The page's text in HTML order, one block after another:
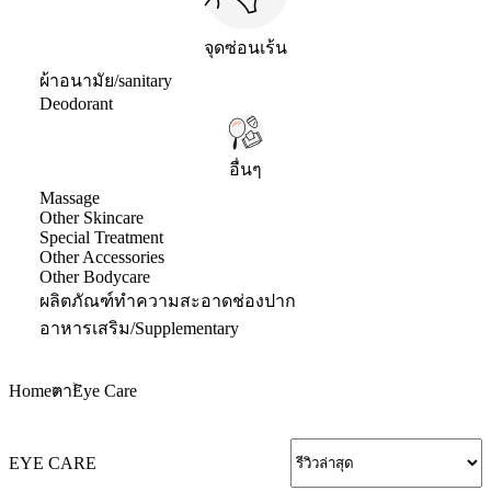
จุดซ่อนเร้น
ผ้าอนามัย/sanitary
Deodorant
อื่นๆ
Massage
Other Skincare
Special Treatment
Other Accessories
Other Bodycare
ผลิตภัณฑ์ทำความสะอาดช่องปาก
อาหารเสริม/Supplementary
HomeตาEye Care
EYE CARE